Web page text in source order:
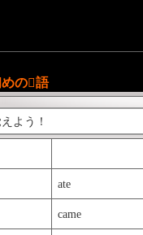
の語
よう！
ate
came